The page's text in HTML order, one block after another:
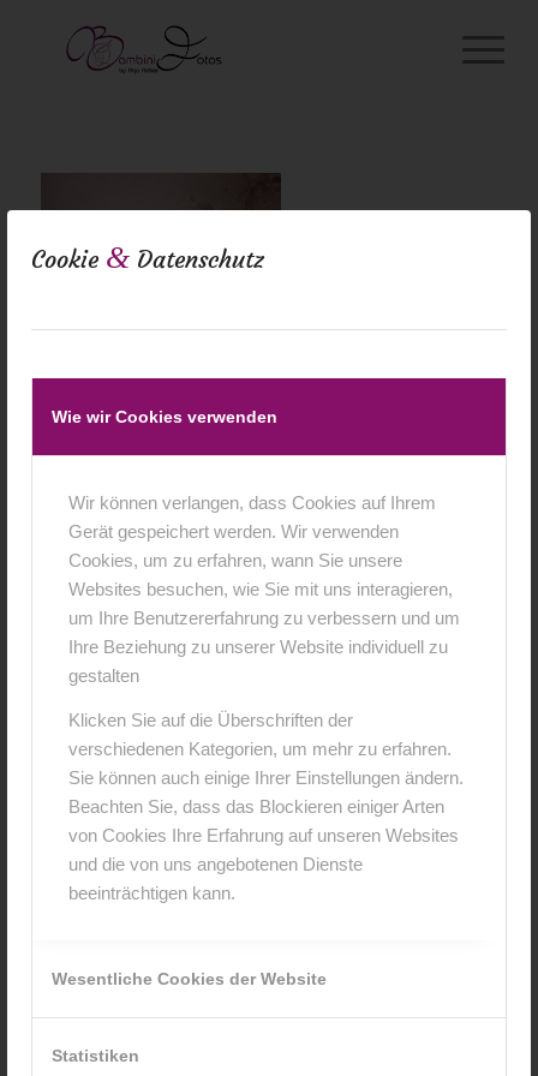
Cookie & Datenschutz
Wie wir Cookies verwenden
Wir können verlangen, dass Cookies auf Ihrem
Gerät gespeichert werden. Wir verwenden
Cookies, um zu erfahren, wann Sie unsere
Websites besuchen, wie Sie mit uns interagieren,
um Ihre Benutzererfahrung zu verbessern und um
Ihre Beziehung zu unserer Website individuell zu
gestalten
Klicken Sie auf die Überschriften der
verschiedenen Kategorien, um mehr zu erfahren.
Sie können auch einige Ihrer Einstellungen ändern.
Beachten Sie, dass das Blockieren einiger Arten
von Cookies Ihre Erfahrung auf unseren Websites
und die von uns angebotenen Dienste
beeinträchtigen kann.
Wesentliche Cookies der Website
Statistiken
0
KOMMENTARE
Hinterlasse einen Kommentar
Hinterlasse uns deinen Kommentar!
Name*